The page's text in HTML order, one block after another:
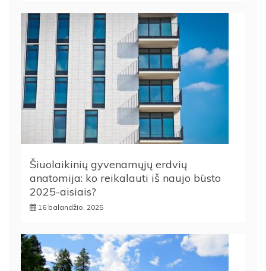
Šiuolaikinių gyvenamųjų erdvių
anatomija: ko reikalauti iš naujo būsto
2025-aisiais?
16 balandžio, 2025